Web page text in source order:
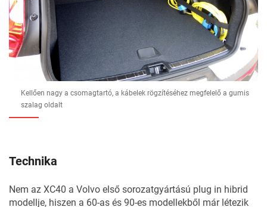
Kellően nagy a csomagtartó, a kábelek rögzítéséhez megfelelő a gumis
szalag oldalt
Technika
Nem az XC40 a Volvo első sorozatgyártású plug in hibrid
modellje, hiszen a 60-as és 90-es modellekből már létezik